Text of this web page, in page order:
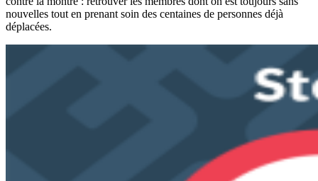
nouvelles tout en prenant soin des centaines de personnes déjà
déplacées.